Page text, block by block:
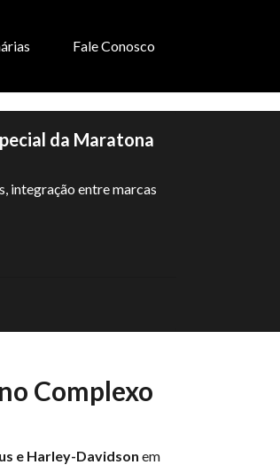
Fale Conosco
da Maratona
integração entre marcas
Complexo
e Harley-Davidson em